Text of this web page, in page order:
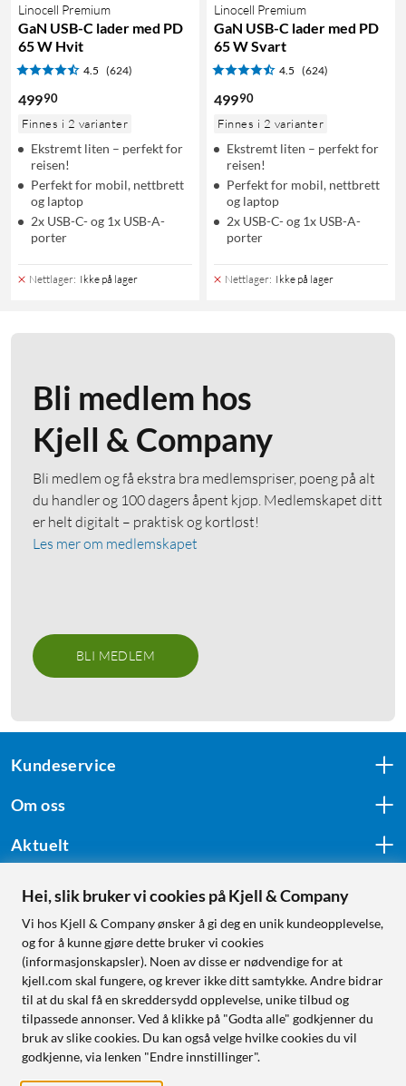
Linocell Premium
GaN USB-C lader med PD
65 W Hvit
4.5 (624)
49990
Finnes i 2 varianter
Ekstremt liten – perfekt for
reisen!
Perfekt for mobil, nettbrett
og laptop
2x USB-C- og 1x USB-A-
porter
Nettlager: Ikke på lager
Linocell Premium
GaN USB-C lader med PD
65 W Svart
4.5 (624)
49990
Finnes i 2 varianter
Ekstremt liten – perfekt for
reisen!
Perfekt for mobil, nettbrett
og laptop
2x USB-C- og 1x USB-A-
porter
Nettlager: Ikke på lager
Bli medlem hos
Kjell & Company
Bli medlem og få ekstra bra medlemspriser, poeng på alt
du handler og 100 dagers åpent kjøp. Medlemskapet ditt
er helt digitalt – praktisk og kortløst!
Les mer om medlemskapet
BLI MEDLEM
Kundeservice
Om oss
Aktuelt
Følg oss
Handle fra:
Sverige
Norge
Hei, slik bruker vi cookies på Kjell & Company
Vi hos Kjell & Company ønsker å gi deg en unik kundeopplevelse,
og for å kunne gjøre dette bruker vi cookies
(informasjonskapsler). Noen av disse er nødvendige for at
kjell.com skal fungere, og krever ikke ditt samtykke. Andre bidrar
til at du skal få en skreddersydd opplevelse, unike tilbud og
tilpassede annonser. Ved å klikke på "Godta alle" godkjenner du
bruk av slike cookies. Du kan også velge hvilke cookies du vil
godkjenne, via lenken "Endre innstillinger".